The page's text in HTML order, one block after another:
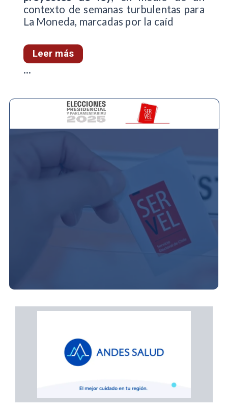
contexto de semanas turbulentas para
La Moneda, marcadas por la caíd
Leer más
...